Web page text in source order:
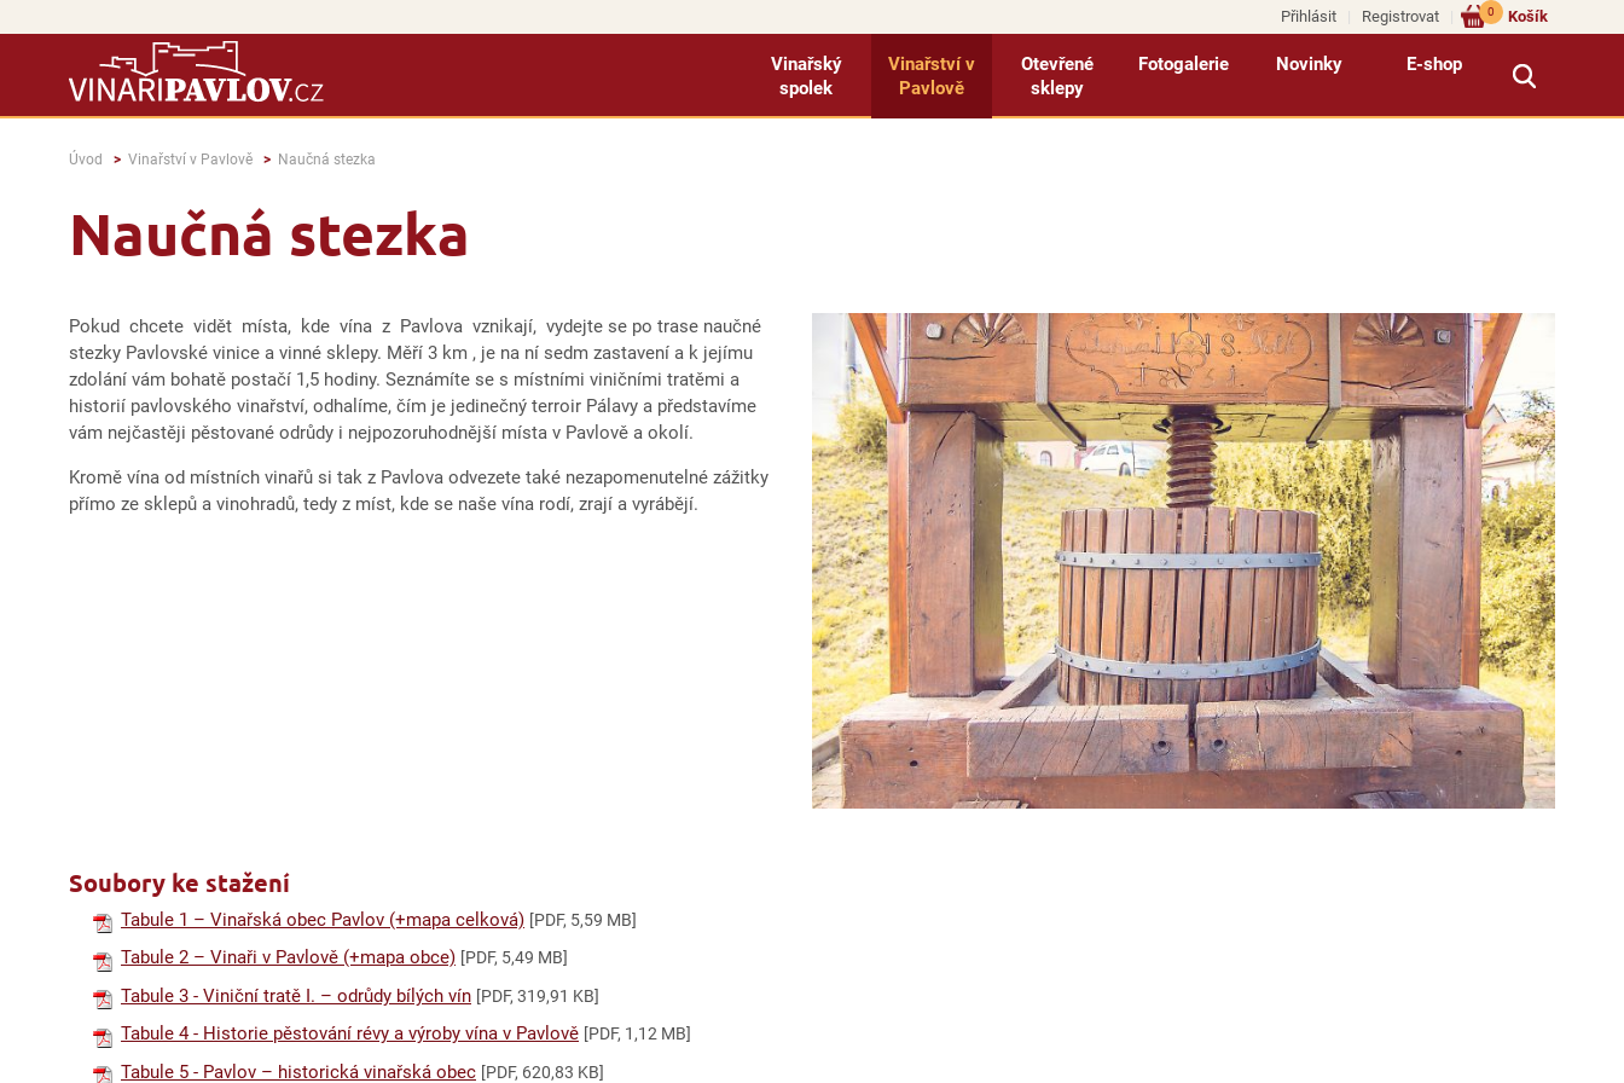
Přihlásit Registrovat Košík
0
Vinařský
spolek
Vinařství v
Pavlově
Otevřené
sklepy
Fotogalerie Novinky E-shop
Úvod Vinařství v Pavlově Naučná stezka
Naučná stezka
Pokud chcete vidět místa, kde vína z Pavlova vznikají, vydejte se po trase naučné
stezky Pavlovské vinice a vinné sklepy. Měří 3 km , je na ní sedm zastavení a k jejímu
zdolání vám bohatě postačí 1,5 hodiny. Seznámíte se s místními viničními tratěmi a
historií pavlovského vinařství, odhalíme, čím je jedinečný terroir Pálavy a představíme
vám nejčastěji pěstované odrůdy i nejpozoruhodnější místa v Pavlově a okolí.
Kromě vína od místních vinařů si tak z Pavlova odvezete také nezapomenutelné zážitky
přímo ze sklepů a vinohradů, tedy z míst, kde se naše vína rodí, zrají a vyrábějí.
Soubory ke stažení
Tabule 1 – Vinařská obec Pavlov (+mapa celková) [PDF, 5,59 MB]
Tabule 2 – Vinaři v Pavlově (+mapa obce) [PDF, 5,49 MB]
Tabule 3 - Viniční tratě I. – odrůdy bílých vín [PDF, 319,91 KB]
Tabule 4 - Historie pěstování révy a výroby vína v Pavlově [PDF, 1,12 MB]
Tabule 5 - Pavlov – historická vinařská obec [PDF, 620,83 KB]